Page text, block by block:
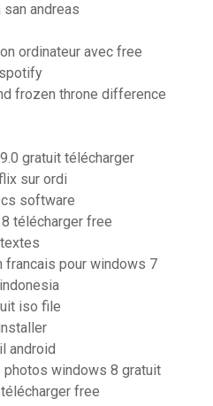
andreas
ordinateur avec free
frozen throne difference
gratuit télécharger
sur ordi
software
télécharger free
francais pour windows 7
iso file
android
photos windows 8 gratuit
free